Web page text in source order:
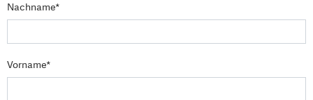
Nachname*
Vorname*